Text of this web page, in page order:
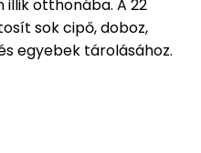
otthonába. A 22
sok cipő, doboz,
egyebek tárolásához.